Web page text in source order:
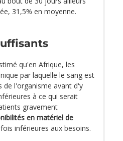
31,5% en moyenne.
qu'en Afrique, les
par laquelle le sang est
de l'organisme avant d'y
à ce qui serait
gravement
en matériel de
inférieures aux besoins.